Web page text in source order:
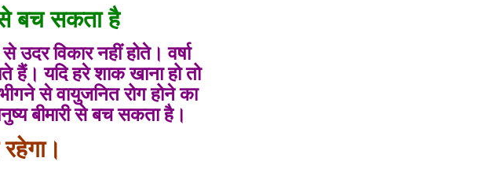
से बच सकता है
उदर विकार नहीं होते। वर्षा
हैं। यदि हरे शाक खाना हो तो
से वायुजनित रोग होने का
बीमारी से बच सकता है।